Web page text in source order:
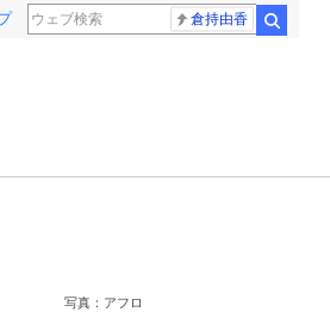
倉持由香
写真：アフロ